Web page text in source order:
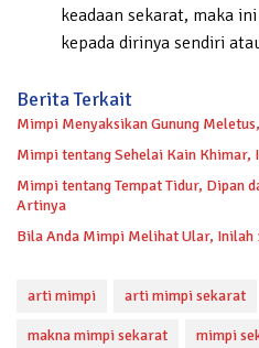
keadaan sekarat, maka
kepada dirinya sendiri
Berita Terkait
Mimpi Menyaksikan Gunung
Mimpi tentang Sehelai Kain Khimar,
Mimpi tentang Tempat Tidur, Dipan
Artinya
Bila Anda Mimpi Melihat Ular, Inilah
arti mimpi arti mimpi sekarat
makna mimpi sekarat mimpi